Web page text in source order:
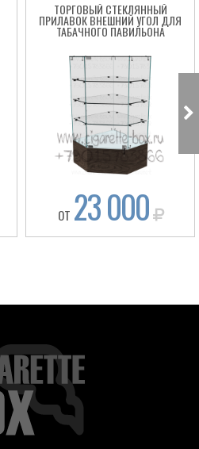
ТОРГОВЫЙ СТЕКЛЯННЫЙ
ПРИЛАВОК ВНЕШНИЙ УГОЛ ДЛЯ
ТАБАЧНОГО ПАВИЛЬОНА
ОТ 23 000